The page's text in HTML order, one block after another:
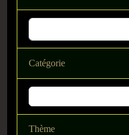
Catégorie
Thème